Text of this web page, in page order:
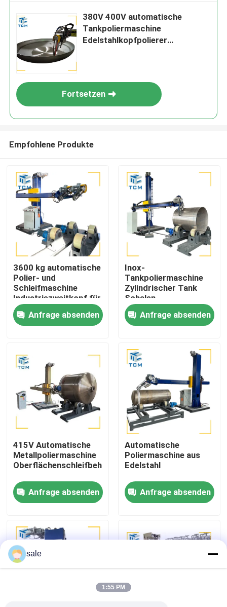
Zu Hause
Über uns
Werksbesichtigung
Qualitätskontrolle
Neuigkeiten
Rechtssachen
Bitte um ein Angebot
380V 400V automatische
Tankpoliermaschine
Edelstahlkopfpolierer
Fortsetzen
Empfohlene Produkte
3600 kg automatische
Polier- und
Schleifmaschine
Industriezweitkopf für
Tankfahrzeuge
Anfrage absenden
Inox-
Tankpoliermaschine
Zylindrischer Tank
Schalen
Innenoberfläche
Metallpoliermaschine
Anfrage absenden
415V Automatische
Metallpoliermaschine
Oberflächenschleifbehälter
Anfrage absenden
Automatische
Poliermaschine aus
Edelstahl
Anfrage absenden
sale
1:55 PM